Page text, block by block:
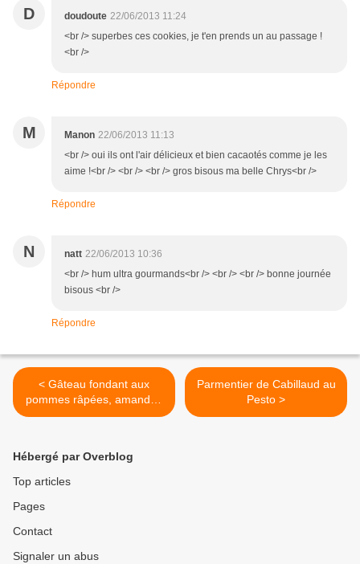
D doudoute 22/06/2013 11:24
<br /> superbes ces cookies, je t'en prends un au passage !
<br />
Répondre
M Manon 22/06/2013 11:13
<br /> oui ils ont l'air délicieux et bien cacaotés comme je les
aime !<br /> <br /> <br /> gros bisous ma belle Chrys<br />
Répondre
N natt 22/06/2013 10:36
<br /> hum ultra gourmands<br /> <br /> <br /> bonne journée
bisous <br />
Répondre
< Gâteau fondant aux
pommes râpées, amandes
et chocolat (sans beurre)
Parmentier de Cabillaud au
Pesto >
Hébergé par Overblog
Top articles
Pages
Contact
Signaler un abus